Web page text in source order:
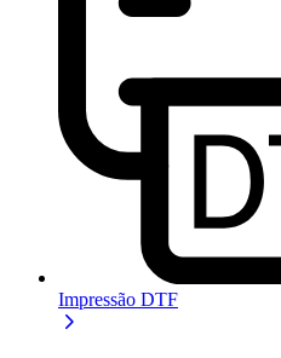
Impressão DTF